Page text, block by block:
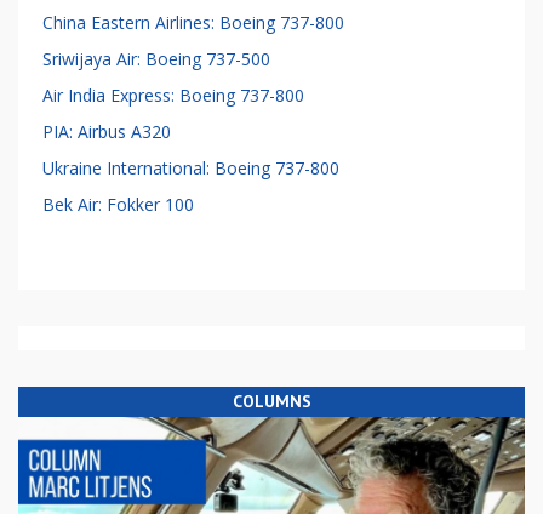
China Eastern Airlines: Boeing 737-800
Sriwijaya Air: Boeing 737-500
Air India Express: Boeing 737-800
PIA: Airbus A320
Ukraine International: Boeing 737-800
Bek Air: Fokker 100
COLUMNS